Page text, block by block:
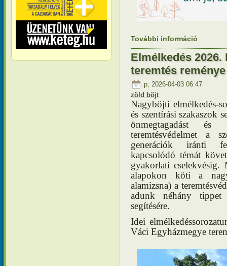
További információ
Elmélkedés
teremtés reménye
p, 2026-04-03 06:47
zöld böjt
Nagyböjti elmélkedés-
és szentírási szakaszok
önmegtagadást
teremtésvédelmet a
generációk iránti
kapcsolódó témát
gyakorlati cselekvésig.
alapokon köti a
alamizsna) a
adunk néhány tippet
segítésére.
Idei
Váci Egyházmegye